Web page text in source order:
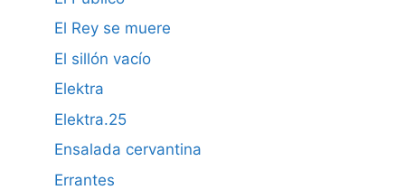
El Rey se muere
El sillón vacío
Elektra
Elektra.25
Ensalada cervantina
Errantes